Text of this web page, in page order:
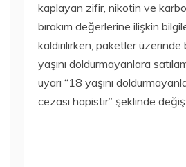
kaplayan zifir, nikotin ve
bırakım değerlerine ilişkin
kaldırılırken, paketler
yaşını doldurmayanlara
uyarı “18 yaşını
cezası hapistir” şeklinde